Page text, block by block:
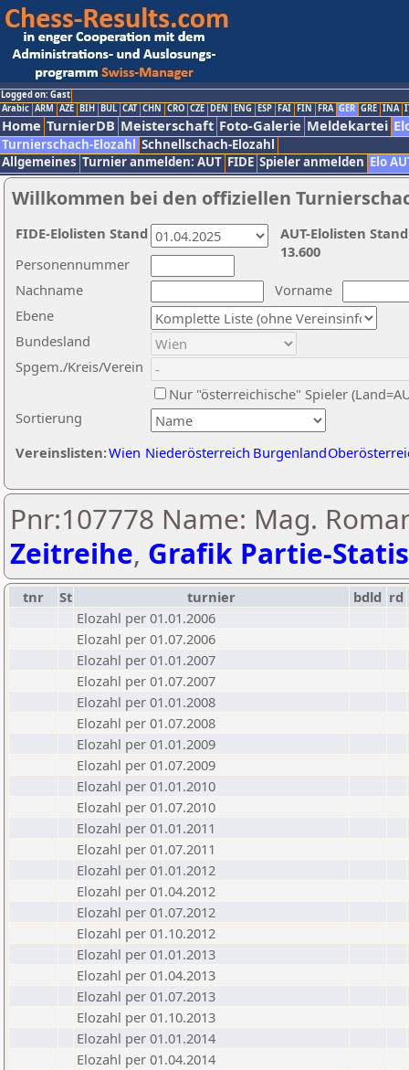
Logged on: Gast
Arabic ARM AZE BIH BUL CAT CHN CRO CZE DEN ENG ESP FAI FIN FRA GER GRE INA
Home TurnierDB Meisterschaft Foto-Galerie Meldekartei
Turnierschach-Elozahl Schnellschach-Elozahl
Allgemeines Turnier anmelden: AUT FIDE Spieler anmelden Elo
Willkommen bei den offiziellen
Nachname
Vorname
Ebene
Sortierung
Personennummer
Bundesland
Spgem./Kreis/Verein
Nur "österreichische" Spieler
Vereinslisten:Wien Niederösterreich Burgenland
AUT-Elolisten
13.600
FIDE-Elolisten Stand
Pnr:107778 Name: Mag.
Zeitreihe, Grafik Partie-
tnr St turnier bdld rd
Elozahl per 01.01.2006
Elozahl per 01.07.2006
Elozahl per 01.01.2007
Elozahl per 01.07.2007
Elozahl per 01.01.2008
Elozahl per 01.07.2008
Elozahl per 01.01.2009
Elozahl per 01.07.2009
Elozahl per 01.01.2010
Elozahl per 01.07.2010
Elozahl per 01.01.2011
Elozahl per 01.07.2011
Elozahl per 01.01.2012
Elozahl per 01.04.2012
Elozahl per 01.07.2012
Elozahl per 01.10.2012
Elozahl per 01.01.2013
Elozahl per 01.04.2013
Elozahl per 01.07.2013
Elozahl per 01.10.2013
Elozahl per 01.01.2014
Elozahl per 01.04.2014